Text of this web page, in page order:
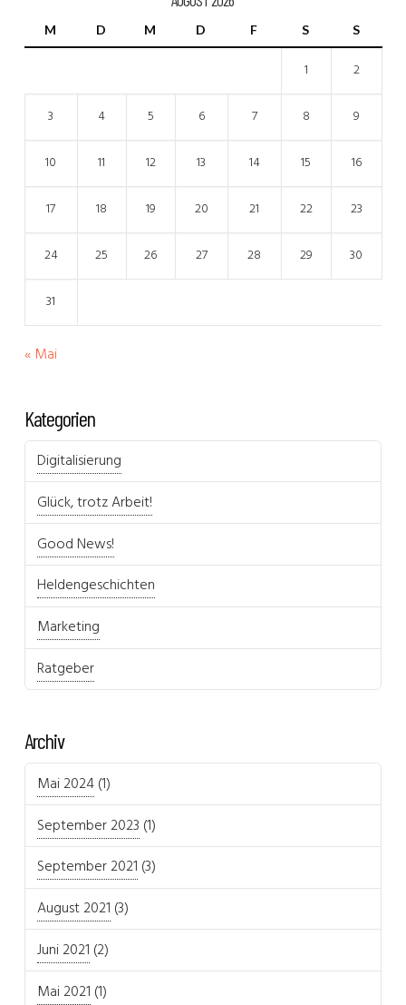
M D M D F S S
1 2
3 4 5 6 7 8 9
10 11 12 13 14 15 16
17 18 19 20 21 22 23
24 25 26 27 28 29 30
31
« Mai
Kategorien
Digitalisierung
Glück, trotz Arbeit!
Good News!
Heldengeschichten
Marketing
Ratgeber
Archiv
Mai 2024(1)
September 2023 (1)
September 2021 (3)
August 2021 (3)
Juni 2021 (2)
Mai 2021 (1)